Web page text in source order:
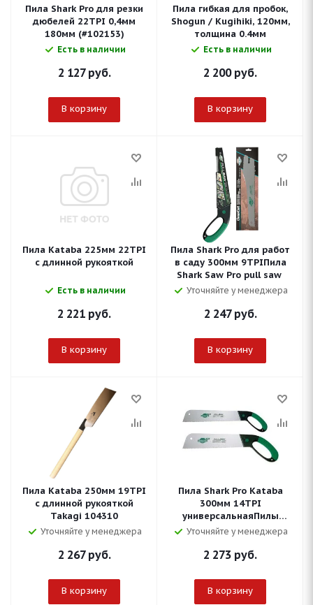
Пила Shark Pro для резки
дюбелей 22TPI 0,4мм
180мм (#102153)
Есть в наличии
2 127руб.
В корзину
Пила гибкая для пробок,
Shogun / Kugihiki, 120мм,
толщина 0.4мм
Есть в наличии
2 200руб.
В корзину
Пила Kataba 225мм 22TPI
с длинной рукояткой
Есть в наличии
2 221 руб.
В корзину
Пила Shark Pro для работ
в саду 300мм 9TPIПила
Shark Saw Pro pull saw
Уточняйте у менеджера
2 247руб.
В корзину
Пила Kataba 250мм 19TPI
с длинной рукояткой
Takagi 104310
Уточняйте у менеджера
2 267руб.
В корзину
Пила Shark Pro Kataba
300мм 14TPI
универсальнаяПилы
универсальные Shark Saw
Уточняйте у менеджера
2 273 руб.
В корзину